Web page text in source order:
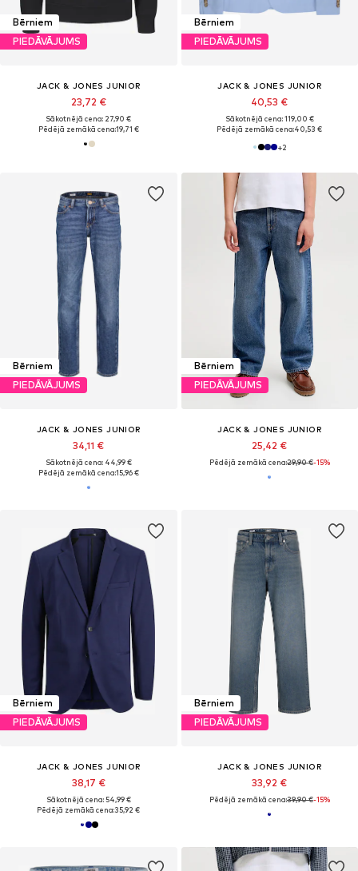
Bērniem
PIEDĀVĀJUMS
JACK & JONES JUNIOR
23,72 €
Sākotnējā cena: 27,90 €
Pēdējā zemākā cena:19,71 €
Bērniem
PIEDĀVĀJUMS
JACK & JONES JUNIOR
40,53 €
Sākotnējā cena: 119,00 €
Pēdējā zemākā cena:40,53 €
+2
Bērniem
PIEDĀVĀJUMS
JACK & JONES JUNIOR
34,11 €
Sākotnējā cena: 44,99 €
Pēdējā zemākā cena:15,96 €
Bērniem
PIEDĀVĀJUMS
JACK & JONES JUNIOR
25,42 €
Pēdējā zemākā cena:29,90 €-15%
Bērniem
PIEDĀVĀJUMS
JACK & JONES JUNIOR
38,17 €
Sākotnējā cena: 54,99 €
Pēdējā zemākā cena:35,92 €
Bērniem
PIEDĀVĀJUMS
JACK & JONES JUNIOR
33,92 €
Pēdējā zemākā cena:39,90 €-15%